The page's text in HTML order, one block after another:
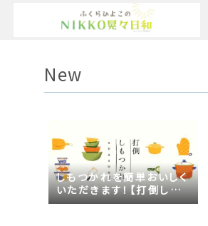
New
しもつかれを簡単おいしく
いただきます！【打倒しも
つかれｓｅａｓｏｎ２】